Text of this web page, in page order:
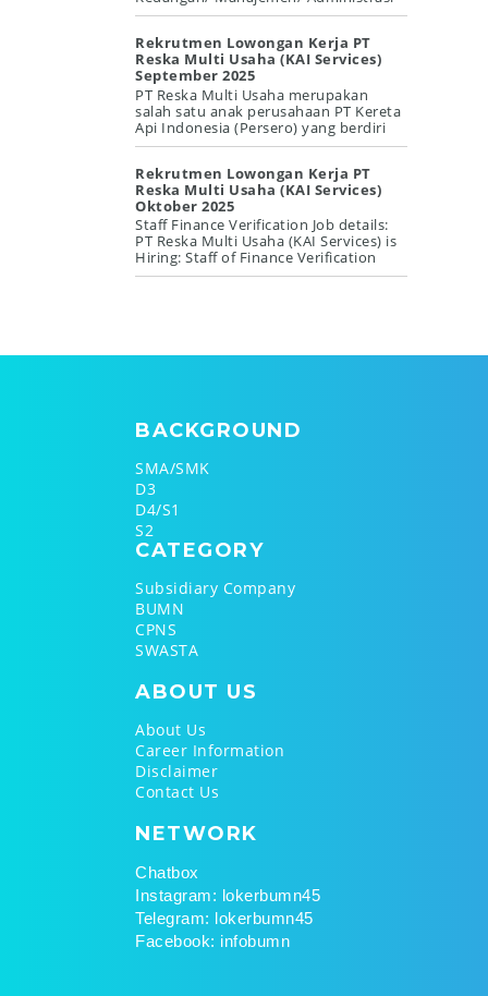
Bisnis/ Perpajakan/ Akuntansi Perpaj...
Rekrutmen Lowongan Kerja PT
Reska Multi Usaha (KAI Services)
September 2025
PT Reska Multi Usaha merupakan
salah satu anak perusahaan PT Kereta
Api Indonesia (Persero) yang berdiri
sejak tahun 2003, mempunyai tujuan
Rekrutmen Lowongan Kerja PT
Reska Multi Usaha (KAI Services)
Oktober 2025
Staff Finance Verification Job details:
PT Reska Multi Usaha (KAI Services) is
Hiring: Staff of Finance Verification
Location: [Jakarta, Hea...
BACKGROUND
SMA/SMK
D3
D4/S1
S2
CATEGORY
Subsidiary Company
BUMN
CPNS
SWASTA
ABOUT US
About Us
Career Information
Disclaimer
Contact Us
NETWORK
Chatbox
Instagram: lokerbumn45
Telegram: lokerbumn45
Facebook: infobumn